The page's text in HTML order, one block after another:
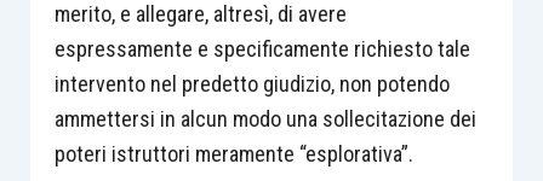
merito, e allegare, altresì, di avere
espressamente e specificamente richiesto tale
intervento nel predetto giudizio, non potendo
ammettersi in alcun modo una sollecitazione dei
poteri istruttori meramente “esplorativa”.